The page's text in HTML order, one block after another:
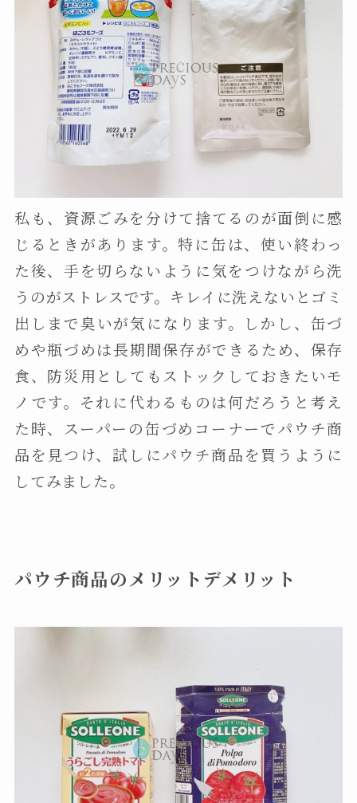
私も、資源ごみを分けて捨てるのが面倒に感
じるときがあります。特に缶は、使い終わっ
た後、手を切らないように気をつけながら洗
うのがストレスです。キレイに洗えないとゴミ
出しまで臭いが気になります。しかし、缶づ
めや瓶づめは長期間保存ができるため、保存
食、防災用としてもストックしておきたいモ
ノです。それに代わるものは何だろうと考え
た時、スーパーの缶づめコーナーでパウチ商
品を見つけ、試しにパウチ商品を買うように
してみました。
パウチ商品のメリットデメリット